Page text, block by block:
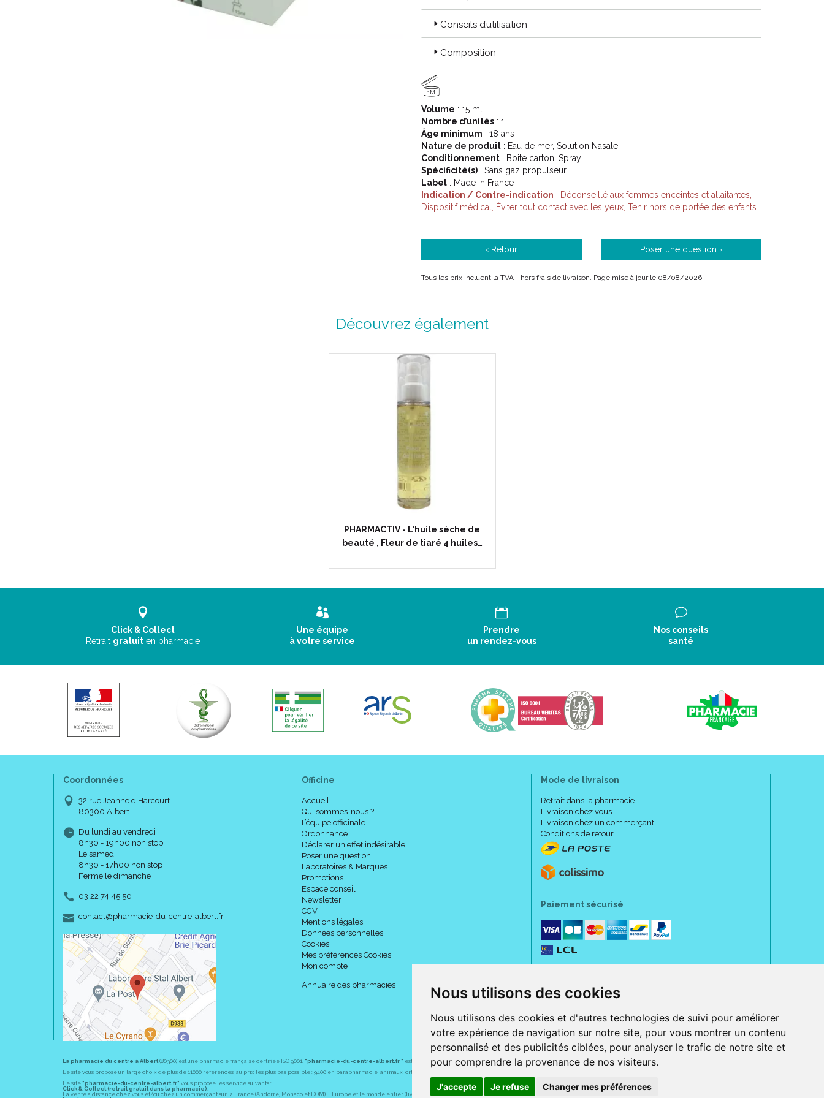
Nous utilisons des cookies
Nous utilisons des cookies et d'autres technologies de suivi pour améliorer
votre expérience de navigation sur notre site, pour vous montrer un contenu
personnalisé et des publicités ciblées, pour analyser le trafic de notre site et
pour comprendre la provenance de nos visiteurs.
J'accepte Je refuse Changer mes préférences
Tolérance : le potentiel sensibilisant de chaque produit est évalué grâce à des
tests d’ usage réalisés sous contrôle médical ou des tests d’ hypoallergénicité.
Prix : votre pharmacien PHARMACTIV s’ engage à vous proposer ces produits, au
meilleur prix et en exclusivité, dans les pharmacies du réseau.
Conseils d’utilisation
Composition
1M
Volume : 15 ml
Nombre d’unités : 1
Âge minimum : 18 ans
Nature de produit : Eau de mer, Solution Nasale
Conditionnement : Boite carton, Spray
Spécificité(s) : Sans gaz propulseur
Label : Made in France
Indication / Contre-indication : Déconseillé aux femmes enceintes et allaitantes,
Dispositif médical, Éviter tout contact avec les yeux, Tenir hors de portée des enfants
‹ Retour Poser une question ›
Tous les prix incluent la TVA - hors frais de livraison. Page mise à jour le 08/08/2026.
Découvrez également
PHARMACTIV - L'huile sèche de
beauté , Fleur de tiaré 4 huiles…
Click & Collect
Retrait gratuit en pharmacie
Une équipe
à votre service
Prendre
un rendez-vous
Nos conseils
santé
Coordonnées
32 rue Jeanne d’Harcourt
80300 Albert
Du lundi au vendredi
8h30 - 19h00 non stop
Le samedi
8h30 - 17h00 non stop
Fermé le dimanche
03 22 74 45 50
contact-
@-
pharmacie-du-centre-albert.fr
Officine
Accueil
Qui sommes-nous ?
L’équipe officinale
Ordonnance
Déclarer un effet indésirable
Poser une question
Laboratoires & Marques
Promotions
Espace conseil
Newsletter
CGV
Mentions légales
Données personnelles
Cookies
Mes préférences Cookies
Mon compte
Annuaire des pharmacies
Mode de livraison
Retrait dans la pharmacie
Livraison chez vous
Livraison chez un commerçant
Conditions de retour
Paiement sécurisé
La pharmacie du centre à Albert(80300) est une pharmacie française certifiée ISO 9001. "pharmacie-du-centre-albert.fr " est le site internet de l a pharmacie du centre, 32 rue Jeanne d' Harcourt, 80300 Albert.
Le site vous propose un large choix de plus de 11000 références, au prix les plus bas possible : 9400 en parapharmacie, animaux, orthopédie, matériel médical. 1700 en médicaments sans ordonnance.
Le site "pharmacie-du-centre-albert.fr" vous propose les service suivants :
Click & Collect (retrait gratuit dans la pharmacie).
La vente à distance chez vous et/ou chez un commerçant sur la France (Andorre, Monaco et DOM), l' Europe et le monde entier (livraison assuré par Colissimo et ses partenaires à l' étranger).